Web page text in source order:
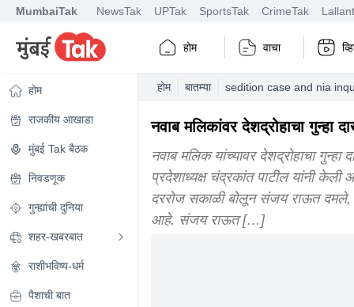
MumbaiTak NewsTak UPTak SportsTak CrimeTak
होम वाचा
होम
राजकीय आखाडा
मुंबई Tak बैठक
निवडणूक
गुन्ह्यांची दुनिया
शहर-खबरबात
राशीभविष्य-धर्म
पैशाची बात
होम बातम्या sedition case and nia
नवाब मलिकांवर देशद्रोहाचा
नवाब मलिक यांच्यावर देशद्रोहाचा
प्रदेशाध्यक्ष चंद्रकांत पाटील यांनी
दररोज सकाळी बोलून संजय राऊत
आहे. संजय राऊत […]